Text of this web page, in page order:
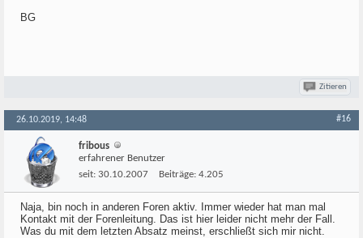
BG
Zitieren
26.10.2019, 14:48 #16
fribous
erfahrener Benutzer
seit: 30.10.2007 Beiträge: 4.205
Naja, bin noch in anderen Foren aktiv. Immer wieder hat man mal
Kontakt mit der Forenleitung. Das ist hier leider nicht mehr der Fall.
Was du mit dem letzten Absatz meinst, erschließt sich mir nicht.